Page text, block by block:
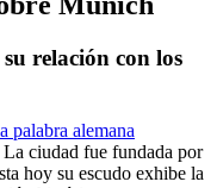
relación con los
palabra alemana
La ciudad fue fundada por
hoy su escudo exhibe la